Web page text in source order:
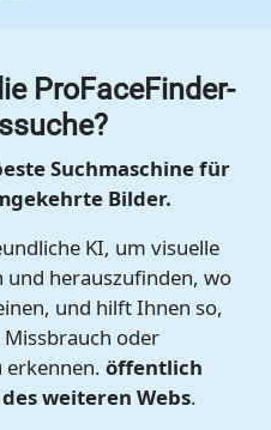
ProFaceFinder-
Suchmaschine für
Bilder.
KI, um visuelle
und herauszufinden, wo
und hilft Ihnen so,
oder
öffentlich
weiteren Webs.